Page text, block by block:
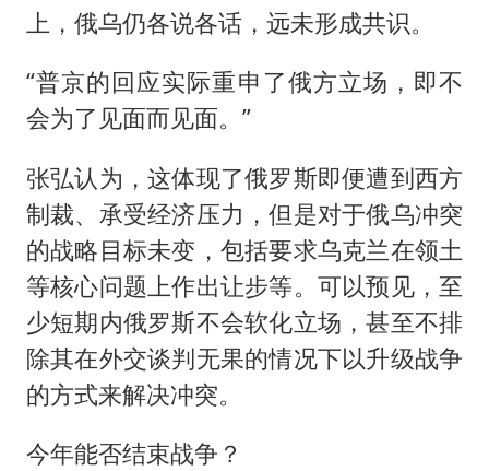
上，俄乌仍各说各话，远未形成共识。
“普京的回应实际重申了俄方立场，即不
会为了见面而见面。”
张弘认为，这体现了俄罗斯即便遭到西方
制裁、承受经济压力，但是对于俄乌冲突
的战略目标未变，包括要求乌克兰在领土
等核心问题上作出让步等。可以预见，至
少短期内俄罗斯不会软化立场，甚至不排
除其在外交谈判无果的情况下以升级战争
的方式来解决冲突。
今年能否结束战争？